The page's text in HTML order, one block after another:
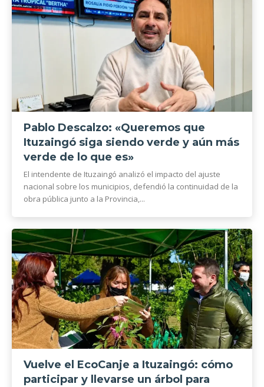
Pablo Descalzo: «Queremos que
Ituzaingó siga siendo verde y aún más
verde de lo que es»
El intendente de Ituzaingó analizó el impacto del ajuste
nacional sobre los municipios, defendió la continuidad de la
obra pública junto a la Provincia,...
Vuelve el EcoCanje a Ituzaingó: cómo
participar y llevarse un árbol para